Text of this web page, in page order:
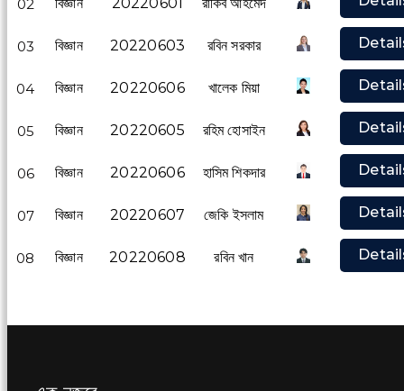
02
03 বিজ্ঞান 20220603 রবিন সরকার
04 বিজ্ঞান 20220606 খালেক মিয়া
05 বিজ্ঞান 20220605 রহিম হোসাইন
06 বিজ্ঞান 20220606 হাসিম শিকদার
07 বিজ্ঞান 20220607 জেকি ইসলাম
08 বিজ্ঞান 20220608 রবিন খান